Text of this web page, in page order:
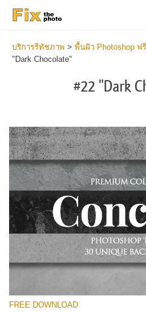
บริการรีทัชภาพ > พื้นผิว Photoshop ฟรี
"Dark Chocolate"
#22 "Dark
โปรดเ
FREE DOWNLOAD